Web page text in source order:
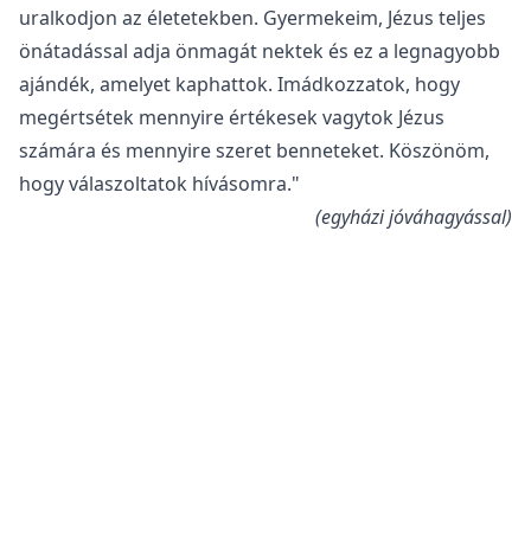
uralkodjon az életetekben. Gyermekeim, Jézus teljes
önátadással adja önmagát nektek és ez a legnagyobb
ajándék, amelyet kaphattok. Imádkozzatok, hogy
megértsétek mennyire értékesek vagytok Jézus
számára és mennyire szeret benneteket. Köszönöm,
hogy válaszoltatok hívásomra."
(egyházi jóváhagyással)